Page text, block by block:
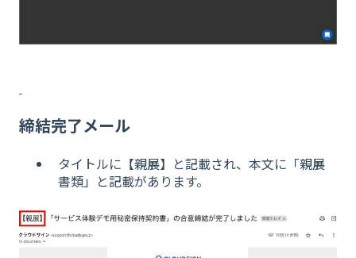
締結完了メール
タイトルに【親展】と記載され、本文に「親展
書類」と記載があります。